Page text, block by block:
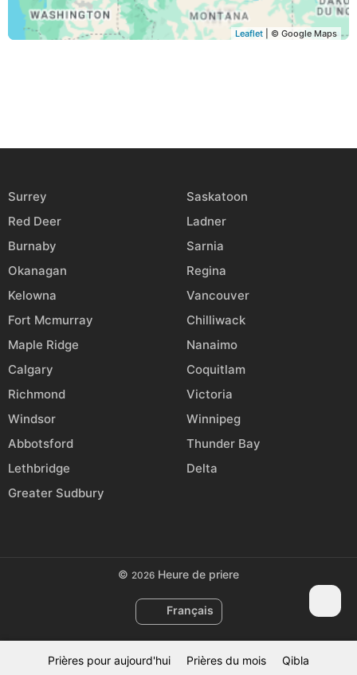
Prières pour aujourd'hui Prières du mois Qibla
Leaflet | © Google Maps
Surrey
Saskatoon
Red Deer
Ladner
Burnaby
Sarnia
Okanagan
Regina
Kelowna
Vancouver
Fort Mcmurray
Chilliwack
Maple Ridge
Nanaimo
Calgary
Coquitlam
Richmond
Victoria
Windsor
Winnipeg
Abbotsford
Thunder Bay
Lethbridge
Delta
Greater Sudbury
© 2026 Heure de priere
Français